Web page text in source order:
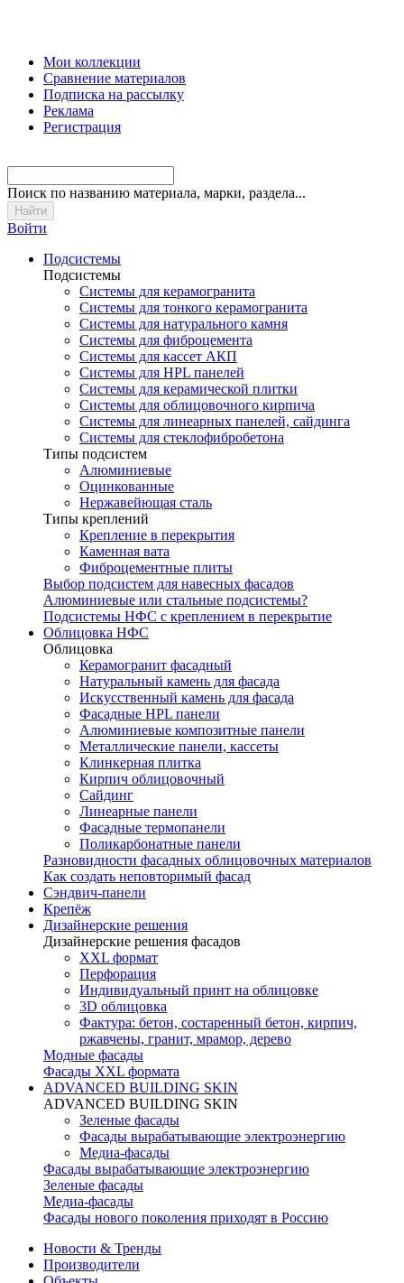
Мои коллекции
Сравнение материалов
Подписка на рассылку
Реклама
Регистрация
Поиск по названию материала, марки, раздела...
Войти
Подсистемы
Подсистемы
Системы для керамогранита
Системы для тонкого керамогранита
Системы для натурального камня
Системы для фиброцемента
Системы для кассет АКП
Системы для HPL панелей
Системы для керамической плитки
Системы для облицовочного кирпича
Системы для линеарных панелей, сайдинга
Системы для стеклофибробетона
Типы подсистем
Алюминиевые
Оцинкованные
Нержавейющая сталь
Типы креплений
Крепление в перекрытия
Каменная вата
Фиброцементные плиты
Выбор подсистем для навесных фасадов
Алюминиевые или стальные подсистемы?
Подсистемы НФС с креплением в перекрытие
Облицовка НФС
Облицовка
Керамогранит фасадный
Натуральный камень для фасада
Искусственный камень для фасада
Фасадные HPL панели
Алюминиевые композитные панели
Металлические панели, кассеты
Клинкерная плитка
Кирпич облицовочный
Сайдинг
Линеарные панели
Фасадные термопанели
Поликарбонатные панели
Разновидности фасадных облицовочных материалов
Как создать неповторимый фасад
Сэндвич-панели
Крепёж
Дизайнерские решения
Дизайнерские решения фасадов
XXL формат
Перфорация
Индивидуальный принт на облицовке
3D облицовка
Фактура: бетон, состаренный бетон, кирпич,
ржавчены, гранит, мрамор, дерево
Модные фасады
Фасады XXL формата
ADVANCED BUILDING SKIN
ADVANCED BUILDING SKIN
Зеленые фасады
Фасады вырабатывающие электроэнергию
Медиа-фасады
Фасады вырабатывающие электроэнергию
Зеленые фасады
Медиа-фасады
Фасады нового поколения приходят в Россию
Новости & Тренды
Производители